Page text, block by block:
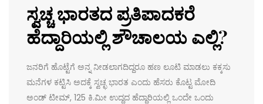
ಸ್ವಚ್ಚ ಭಾರತದ ಪ್ರತಿಪಾದಕರೆ
ಹೆದ್ದಾರಿಯಲ್ಲಿ ಶೌಚಾಲಯ ಎಲ್ಲಿ?
ಜನರಿಗೆ ಹೊಟ್ಟೆಗೆ ಅನ್ನ ನೀಡಲಾಗದಿದ್ದರೂ ಹಣ ಲೂಟಿ ಮಾಡಲು ಕಕ್ಕಸು
ಮನೆಗಳ ಕಟ್ಟಿಸಿ ಅದಕ್ಕೆ ಸ್ವಚ್ಛ ಭಾರತ ಎಂದು ಹೆಸರು ಕೊಟ್ಟ ಮೋದಿ
ಅಂಡ್ ಟೀಮ್, 125 ಕಿ.ಮೀ ಉದ್ದದ ಹೆದ್ದಾರಿಯಲ್ಲಿ ಒಂದೇ ಒಂದು